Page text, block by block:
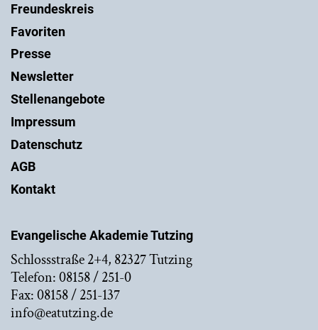
Evangelische Akademie Tutzing
Schlossstraße 2+4, 82327 Tutzing
Telefon: 08158 / 251-0
Fax: 08158 / 251-137
info@eatutzing.de
Freundeskreis
Favoriten
Presse
Newsletter
Stellenangebote
Impressum
Datenschutz
AGB
Kontakt